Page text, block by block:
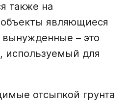
также на
являющиеся
– это
используемый для
отсыпкой грунта